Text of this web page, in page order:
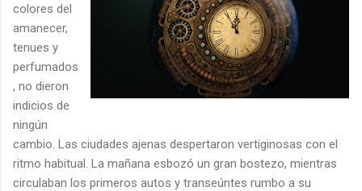
colores del
amanecer,
tenues y
perfumados
, no dieron
indicios de
ningún
cambio. Las ciudades ajenas despertaron vertiginosas con el
ritmo habitual. La mañana esbozó un gran bostezo, mientras
circulaban los primeros autos y transeúntes rumbo a su